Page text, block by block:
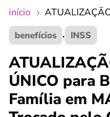
guia do trabalhador
finanças
benefícios
início
benefícios , INSS
ÚNICO para
Família em